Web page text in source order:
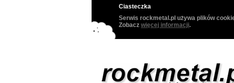
Ciasteczka
Serwis rockmetal.pl używa plików
Zobacz więcej informacji.